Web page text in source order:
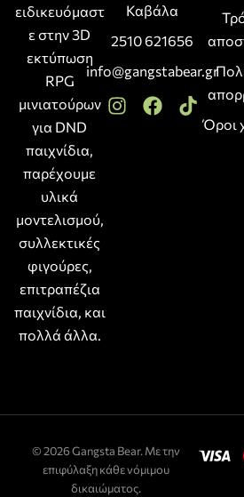
ειδικευόμαστ
ε στην 3D
εκτύπωση
RPG
μινιατούρων
για DND
παιχνίδια,
παρέχουμε
υλικά
μοντελισμού,
συλλεκτικές
φιγούρες,
επιτραπέζια
παιχνίδια, και
πολλά άλλα.
Καβάλα
2510 621656
info@gangstabear.gr
Όροι
© 2026 Gangsta Bear. Με την
επιφύλαξη κάθε νόμιμου
δικαιώματος.